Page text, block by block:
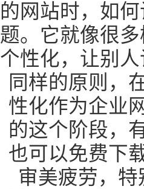
的网站时，如
题。它就像很
个性化，让别人
同样的原则，
性化作为企业
的这个阶段，
也可以免费下
审美疲劳，